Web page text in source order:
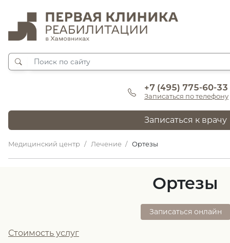
+7 (495) 775-60-33
Записаться по телефону
Записаться к врачу
Медицинский центр Лечение Ортезы
Ортезы
Записаться онлайн
Стоимость услуг